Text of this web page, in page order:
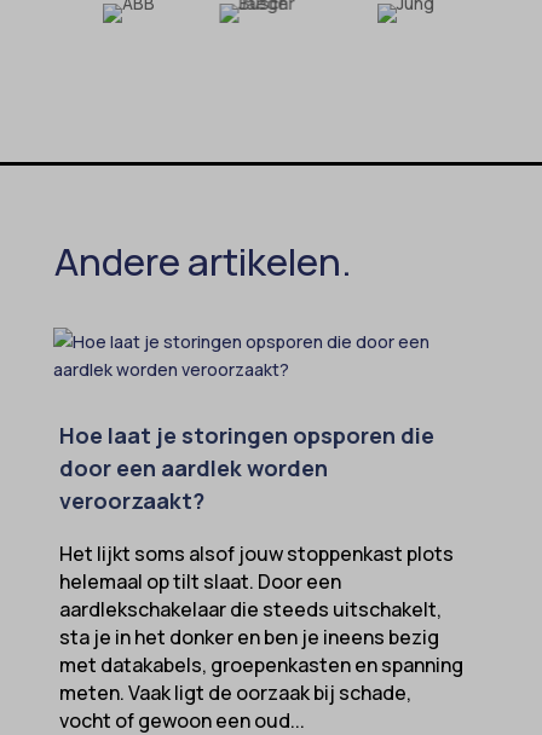
Andere artikelen.
Hoe laat je storingen opsporen die
door een aardlek worden
veroorzaakt?
Het lijkt soms alsof jouw stoppenkast plots
helemaal op tilt slaat. Door een
aardlekschakelaar die steeds uitschakelt,
sta je in het donker en ben je ineens bezig
met datakabels, groepenkasten en spanning
meten. Vaak ligt de oorzaak bij schade,
vocht of gewoon een oud...
SameSite
twCookieConsent